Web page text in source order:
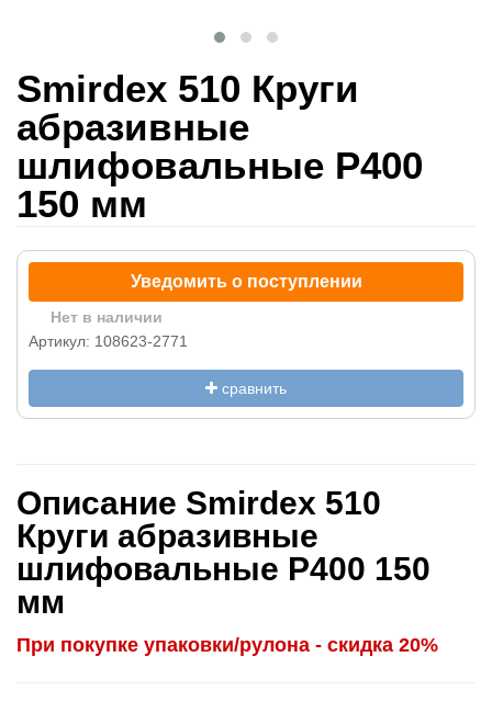
Smirdex 510 Круги
абразивные
шлифовальные P400
150 мм
Уведомить о поступлении
Нет в наличии
Артикул: 108623-2771
сравнить
Описание Smirdex 510
Круги абразивные
шлифовальные P400 150
мм
При покупке упаковки/рулона - скидка 20%